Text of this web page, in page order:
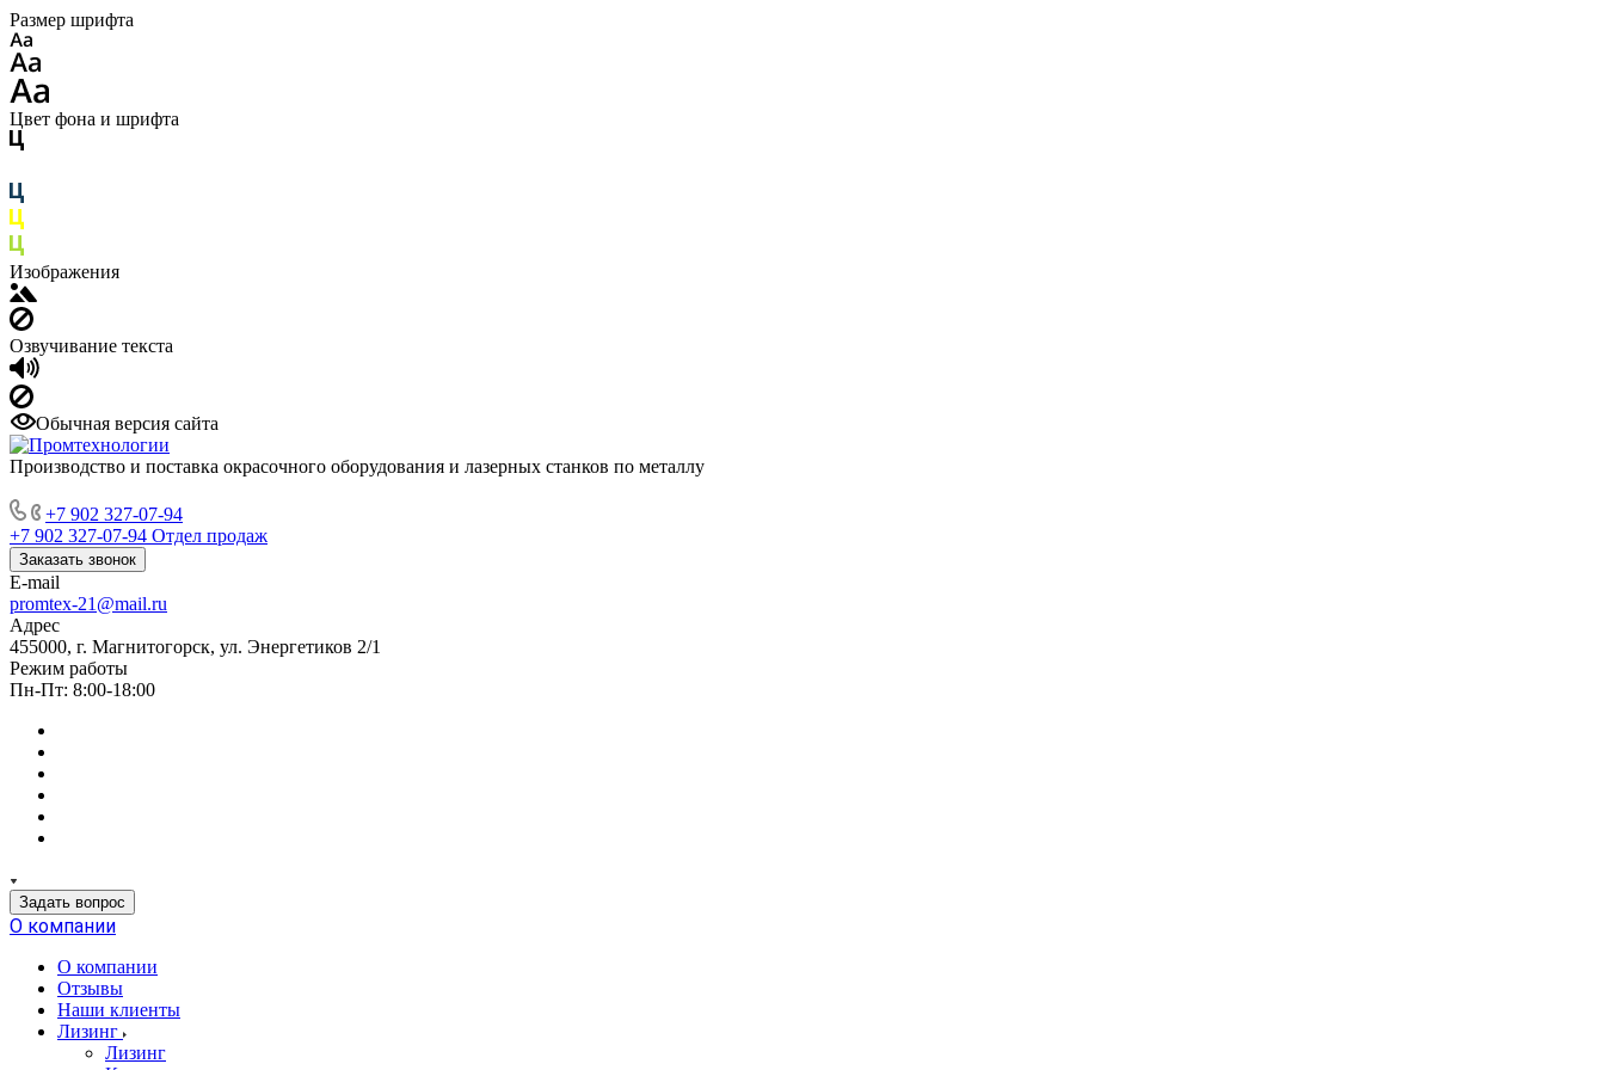
Размер шрифта
Цвет фона и шрифта
Изображения
Озвучивание текста
Обычная версия сайта
Производство и поставка окрасочного оборудования и лазерных станков по металлу
+7 902 327-07-94
+7 902 327-07-94 Отдел продаж
Заказать звонок
E-mail
promtex-21@mail.ru
Адрес
455000, г. Магнитогорск, ул. Энергетиков 2/1
Режим работы
Пн-Пт: 8:00-18:00
Задать вопрос
О компании
О компании
Отзывы
Наши клиенты
Лизинг
Лизинг